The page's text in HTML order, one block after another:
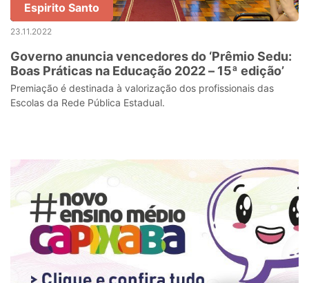
Espirito Santo
23.11.2022
Governo anuncia vencedores do ‘Prêmio Sedu:
Boas Práticas na Educação 2022 – 15ª edição’
Premiação é destinada à valorização dos profissionais das
Escolas da Rede Pública Estadual.